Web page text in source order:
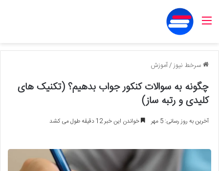
منو
سرخط نیوز/آموزش
چگونه به سوالات کنکور جواب بدهیم؟ (تکنیک های
کلیدی و رتبه ساز)
آخرین به روز رسانی: 5 مهر خواندن این خبر 12 دقیقه طول می کشد